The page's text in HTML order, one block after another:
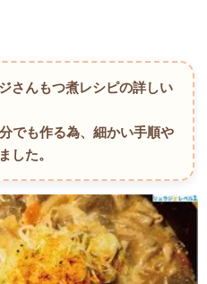
さんもつ煮レシピの詳しい
でも作る為、細かい手順や
した。